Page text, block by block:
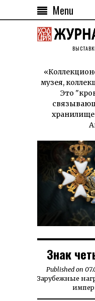
Menu
музея,
Это
Знак
Published on
Зарубежные